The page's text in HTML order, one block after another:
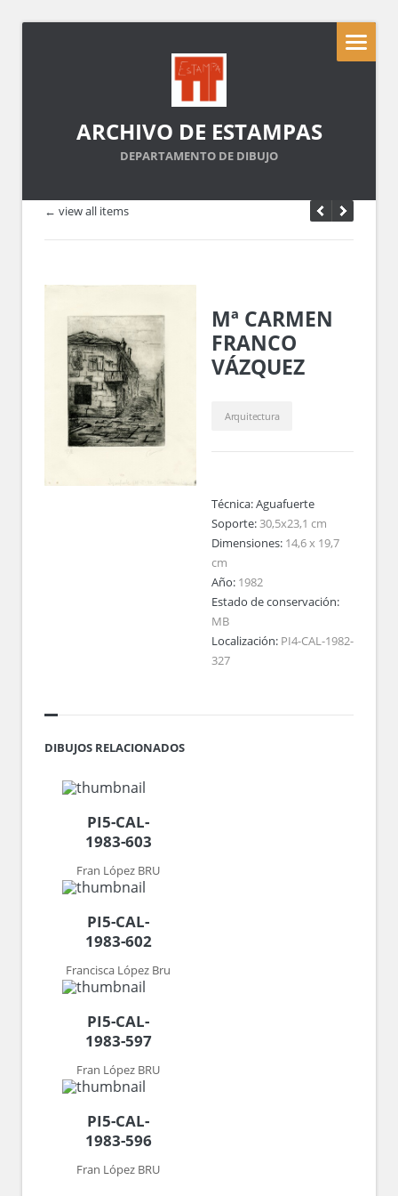
ARCHIVO DE ESTAMPAS
DEPARTAMENTO DE DIBUJO
← view all items
Mª CARMEN
FRANCO
VÁZQUEZ
Arquitectura
Técnica:Aguafuerte
Soporte:30,5x23,1 cm
Dimensiones: 14,6 x 19,7
cm
Año: 1982
Estado de conservación:
MB
Localización: PI4-CAL-1982-
327
DIBUJOS RELACIONADOS
PI5-CAL-
1983-603
Fran López BRU
PI5-CAL-
1983-602
Francisca López Bru
PI5-CAL-
1983-597
Fran López BRU
PI5-CAL-
1983-596
Fran López BRU